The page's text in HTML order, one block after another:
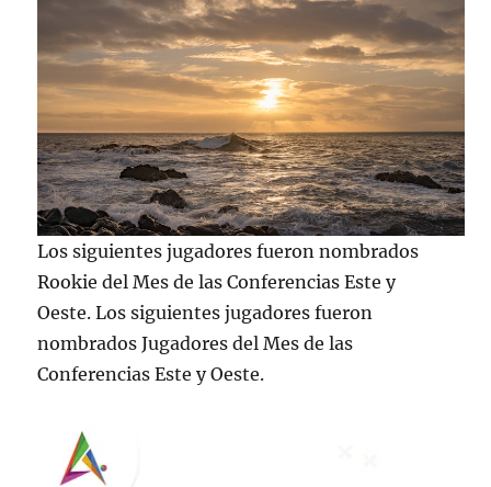
Los siguientes jugadores fueron nombrados
Rookie del Mes de las Conferencias Este y
Oeste. Los siguientes jugadores fueron
nombrados Jugadores del Mes de las
Conferencias Este y Oeste.